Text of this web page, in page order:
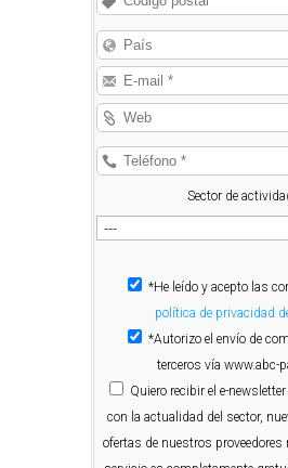
Sector de
*He leído y acepto las
política de privacidad
*Autorizo el envío de
terceros vía www.abc-
Quiero recibir el e-
con la actualidad del sector,
ofertas de nuestros